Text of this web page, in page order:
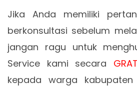
Jika Anda memiliki
berkonsultasi sebelum
jangan ragu untuk
Service kami secara
kepada warga